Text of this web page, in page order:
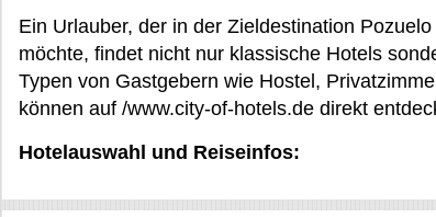
Ein Urlauber, der in der Zieldestination
möchte, findet nicht nur klassische Hotels
Typen von Gastgebern wie Hostel,
können auf /www.city-of-hotels.de direkt
Hotelauswahl und Reiseinfos: